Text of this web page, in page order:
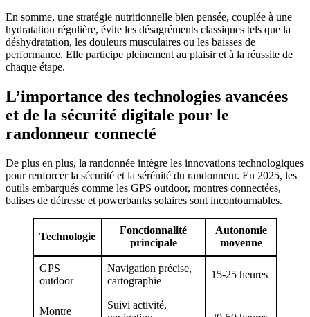
En somme, une stratégie nutritionnelle bien pensée, couplée à une
hydratation régulière, évite les désagréments classiques tels que la
déshydratation, les douleurs musculaires ou les baisses de
performance. Elle participe pleinement au plaisir et à la réussite de
chaque étape.
L’importance des technologies avancées
et de la sécurité digitale pour le
randonneur connecté
De plus en plus, la randonnée intègre les innovations technologiques
pour renforcer la sécurité et la sérénité du randonneur. En 2025, les
outils embarqués comme les GPS outdoor, montres connectées,
balises de détresse et powerbanks solaires sont incontournables.
Technologie
Fonctionnalité
principale
Autonomie
moyenne
GPS
outdoor
Navigation précise,
cartographie
15-25 heures
Montre
Suivi activité,